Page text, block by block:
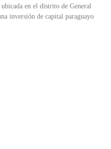
en el distrito de General
inversión de capital paraguayo